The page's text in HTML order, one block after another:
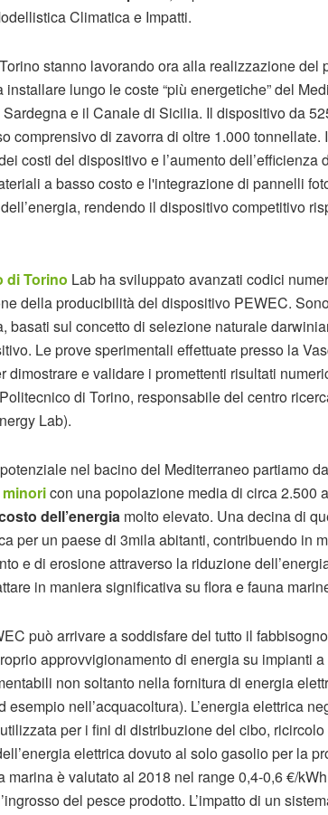
Climatica e Impatti.
stanno lavorando ora alla realizzazione del
lungo le coste “più energetiche” del
e il Canale di Sicilia. Il dispositivo da
comprensivo di zavorra di oltre 1.000
costi del dispositivo e l’aumento dell’efficienza
a basso costo e l'integrazione di pannelli
rendendo il dispositivo competitivo
di Torino Lab ha sviluppato avanzati codici
della producibilità del dispositivo PEWEC.
basati sul concetto di selezione naturale
Le prove sperimentali effettuate presso la
dimostrare e validare i promettenti risultati
di Torino, responsabile del centro
Lab).
nel bacino del Mediterraneo partiamo
con una popolazione media di circa 2.500
dell’energia molto elevato. Una decina di
per un paese di 3mila abitanti, contribuendo in
e di erosione attraverso la riduzione
in maniera significativa su flora e fauna
può arrivare a soddisfare del tutto il
approvvigionamento di energia su impianti
non soltanto nella fornitura di energia
esempio nell’acquacoltura). L’energia elettrica
per i fini di distribuzione del cibo,
elettrica dovuto al solo gasolio per la
marina è valutato al 2018 nel range 0,4-0,6 €/
del pesce prodotto. L’impatto di un